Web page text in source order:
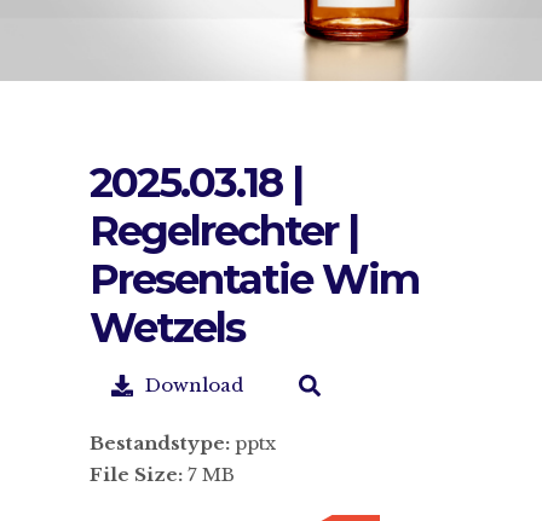
2025.03.18 |
Regelrechter |
Presentatie Wim
Wetzels
Download
Bestandstype: pptx
File Size: 7 MB